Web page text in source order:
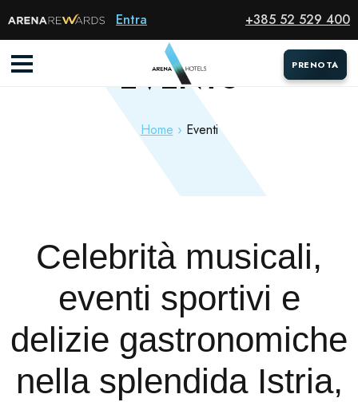
Entra +385 52 529 400
PRENOTA
PRENOTA
EVENTS
Home Eventi
Celebrità musicali,
eventi sportivi e
delizie gastronomiche
nella splendida Istria,